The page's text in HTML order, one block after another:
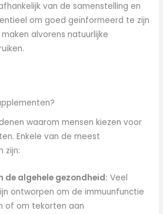
van de samenstelling en
om goed geïnformeerd te zijn
alvorens natuurlijke
waarom mensen kiezen voor
Enkele van de meest
zijn:
de algehele gezondheid: Veel
ontworpen om de immuunfunctie
of om tekorten aan